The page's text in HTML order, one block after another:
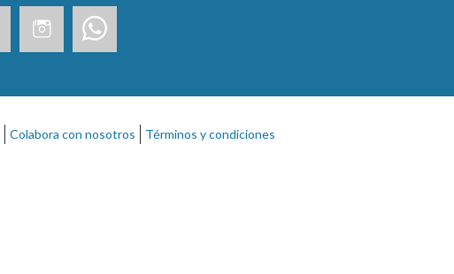
Colabora con nosotros Términos y condiciones